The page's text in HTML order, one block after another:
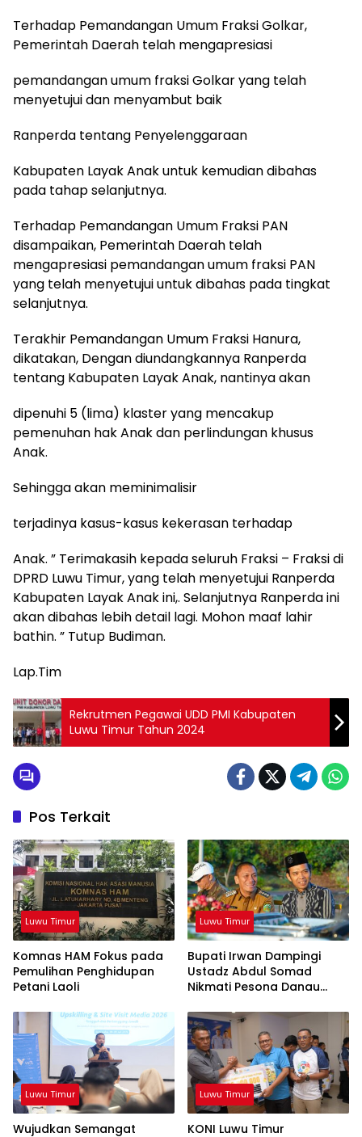
Terhadap Pemandangan Umum Fraksi Golkar,
Pemerintah Daerah telah mengapresiasi
pemandangan umum fraksi Golkar yang telah
menyetujui dan menyambut baik
Ranperda tentang Penyelenggaraan
Kabupaten Layak Anak untuk kemudian dibahas
pada tahap selanjutnya.
Terhadap Pemandangan Umum Fraksi PAN
disampaikan, Pemerintah Daerah telah
mengapresiasi pemandangan umum fraksi PAN
yang telah menyetujui untuk dibahas pada tingkat
selanjutnya.
Terakhir Pemandangan Umum Fraksi Hanura,
dikatakan, Dengan diundangkannya Ranperda
tentang Kabupaten Layak Anak, nantinya akan
dipenuhi 5 (lima) klaster yang mencakup
pemenuhan hak Anak dan perlindungan khusus
Anak.
Sehingga akan meminimalisir
terjadinya kasus-kasus kekerasan terhadap
Anak. ” Terimakasih kepada seluruh Fraksi – Fraksi di
DPRD Luwu Timur, yang telah menyetujui Ranperda
Kabupaten Layak Anak ini,. Selanjutnya Ranperda ini
akan dibahas lebih detail lagi. Mohon maaf lahir
bathin. ” Tutup Budiman.
Lap.Tim
Rekrutmen Pegawai UDD PMI Kabupaten
Luwu Timur Tahun 2024
Pos Terkait
Luwu Timur
Komnas HAM Fokus pada
Pemulihan Penghidupan
Petani Laoli
Luwu Timur
Bupati Irwan Dampingi
Ustadz Abdul Somad
Nikmati Pesona Danau
Luwu Timur
Wujudkan Semangat
Luwu Timur
KONI Luwu Timur